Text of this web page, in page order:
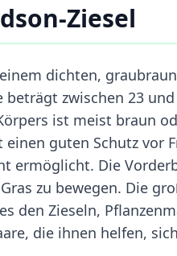
Ziesel
dichten,
zwischen 23
ist meist braun
guten Schutz vor
ermöglicht. Die
zu bewegen. Die
den Zieseln,
die ihnen helfen,